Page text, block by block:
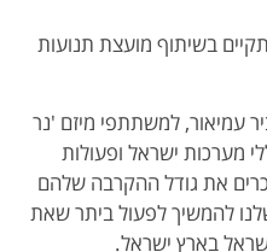
בשיתוף מועצת תנועות
עמיאור, למשתתפי מיזם 'נר
מערכות ישראל ופעולות
את גודל ההקרבה שלהם
שלנו להמשיך לפעול ביתר שאת
בארץ ישראל.